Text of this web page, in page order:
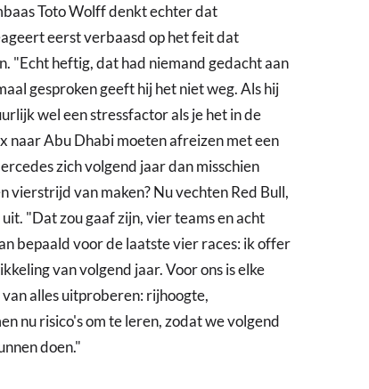
Toto Wolff denkt echter dat
eerst verbaasd op het feit dat
"Echt heftig, dat had niemand gedacht aan
gesproken geeft hij het niet weg. Als hij
wel een stressfactor als je het in de
naar Abu Dhabi moeten afreizen met een
zich volgend jaar dan misschien
vierstrijd van maken? Nu vechten Red Bull,
"Dat zou gaaf zijn, vier teams en acht
bepaald voor de laatste vier races: ik offer
van volgend jaar. Voor ons is elke
alles uitproberen: rijhoogte,
nu risico's om te leren, zodat we volgend
doen."